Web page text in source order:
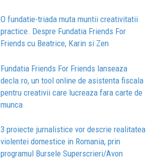
O fundatie-triada muta muntii creativitatii
practice. Despre Fundatia Friends For
Friends cu Beatrice, Karin si Zen
Fundatia Friends For Friends lanseaza
decla.ro, un tool online de asistenta fiscala
pentru creativii care lucreaza fara carte de
munca
3 proiecte jurnalistice vor descrie realitatea
violentei domestice in Romania, prin
programul Bursele Superscrieri/Avon